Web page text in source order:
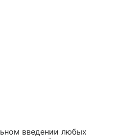
введении любых